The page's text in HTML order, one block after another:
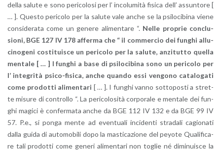
della sa­lu­te e sono pe­ri­co­lo­si per l’ in­co­lu­mi­tà fi­si­ca dell’ as­sun­to­re [
… ]. Que­sto pe­ri­co­lo per la sa­lu­te vale anche se la psi­lo­ci­bi­na viene
con­si­de­ra­ta come un ge­ne­re ali­men­ta­re “. Nelle pro­prie con­clu­
sio­ni, BGE 127 IV 178 af­fer­ma che “ il com­mer­cio dei fun­ghi al­lu­
ci­no­ge­ni co­sti­tui­sce un pe­ri­co­lo per la sa­lu­te, an­zi­tut­to quel­la
men­ta­le [ … ] I fun­ghi a base di psi­lo­ci­bi­na sono un pe­ri­co­lo per
l’ in­te­gri­tà psi­co-fi­si­ca, anche quan­do essi ven­go­no ca­ta­lo­ga­ti
come pro­dot­ti ali­men­ta­ri [ … ]. I fun­ghi vanno sot­to­po­sti a stret­
te mi­su­re di con­trol­lo “. La pe­ri­co­lo­si­tà cor­po­ra­le e men­ta­le dei fun­
ghi ma­gi­ci è con­fer­ma­ta anche da BGE 112 IV 132 e da BGE 99 IV
57. P.e., si ponga mente ad even­tua­li in­ci­den­ti stra­da­li ca­gio­na­ti
dalla guida di au­to­mo­bi­li dopo la ma­sti­ca­zio­ne del peyo­te Qua­li­fi­ca­
re tali pro­dot­ti come ge­ne­ri ali­men­ta­ri non to­glie né di­mi­nui­sce la